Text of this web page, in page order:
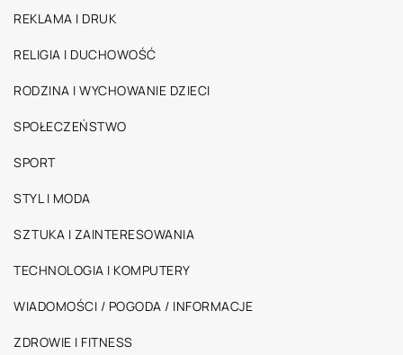
REKLAMA I DRUK
RELIGIA I DUCHOWOŚĆ
RODZINA I WYCHOWANIE DZIECI
SPOŁECZEŃSTWO
SPORT
STYL I MODA
SZTUKA I ZAINTERESOWANIA
TECHNOLOGIA I KOMPUTERY
WIADOMOŚCI / POGODA / INFORMACJE
ZDROWIE I FITNESS